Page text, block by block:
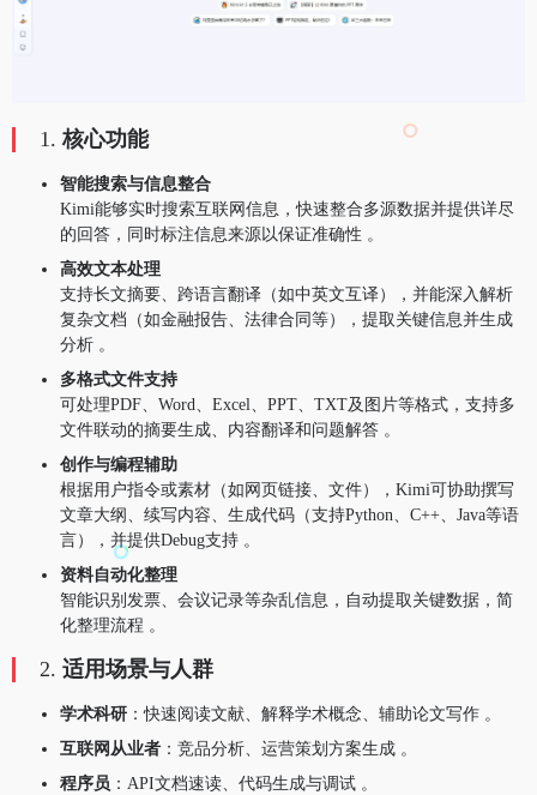
1.核心功能
智能搜索与信息整合
Kimi能够实时搜索互联网信息，快速整合多源数据并提供详尽
的回答，同时标注信息来源以保证准确性 。
高效文本处理
支持长文摘要、跨语言翻译（如中英文互译），并能深入解析
复杂文档（如金融报告、法律合同等），提取关键信息并生成
分析 。
多格式文件支持
可处理PDF、Word、Excel、PPT、TXT及图片等格式，支持多
文件联动的摘要生成、内容翻译和问题解答 。
创作与编程辅助
根据用户指令或素材（如网页链接、文件），Kimi可协助撰写
文章大纲、续写内容、生成代码（支持Python、C++、Java等语
言），并提供Debug支持 。
资料自动化整理
智能识别发票、会议记录等杂乱信息，自动提取关键数据，简
化整理流程 。
2. 适用场景与人群
学术科研 ：快速阅读文献、解释学术概念、辅助论文写作 。
互联网从业者 ：竞品分析、运营策划方案生成 。
程序员 ：API文档速读、代码生成与调试 。